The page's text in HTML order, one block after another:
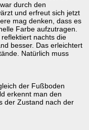
durch den
und erfreut sich jetzt
mag denken, dass es
Farbe aufzutragen.
nachts die
besser. Das erleichtert
Natürlich muss
der Fußboden
erkennt man den
der Zustand nach der